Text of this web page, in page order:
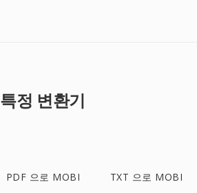
특정 변환기
PDF 으로 MOBI TXT 으로 MOBI